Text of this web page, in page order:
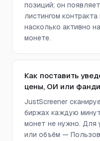
позиций; он
листингом
насколько активно
монете.
Как поставить
цены, ОИ или
JustScreener
биржах каждую
монет не нужно. Для
или объём —